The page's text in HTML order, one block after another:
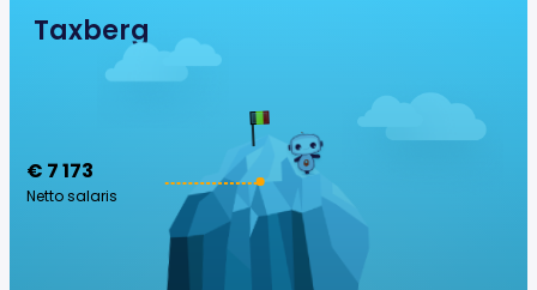
Taxberg
€ 7 173
Netto salaris